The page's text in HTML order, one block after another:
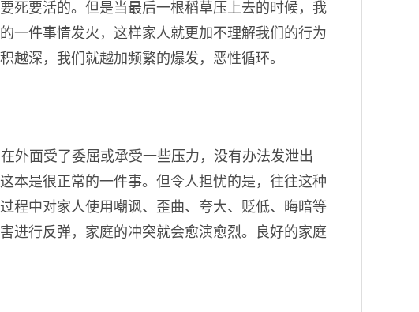
死要活的。但是当最后一根稻草压上去的时候，我
一件事情发火，这样家人就更加不理解我们的行为
越深，我们就越加频繁的爆发，恶性循环。
外面受了委屈或承受一些压力，没有办法发泄出
本是很正常的一件事。但令人担忧的是，往往这种
程中对家人使用嘲讽、歪曲、夸大、贬低、晦暗等
进行反弹，家庭的冲突就会愈演愈烈。良好的家庭